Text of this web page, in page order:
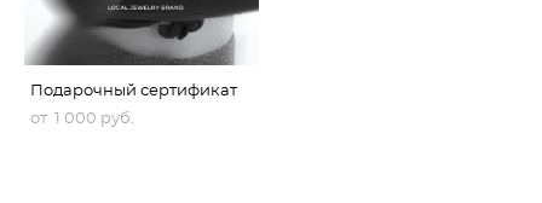
Подарочный сертификат
от 1 000 pуб.